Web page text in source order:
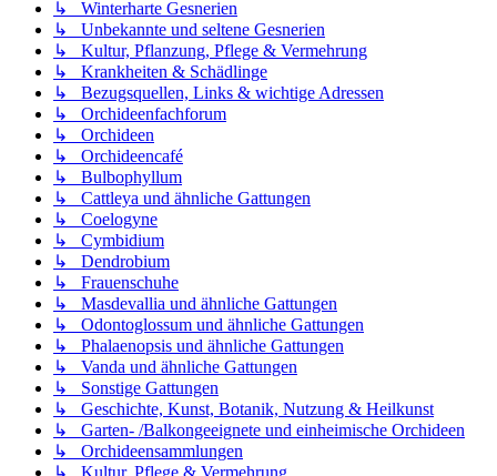
↳ Winterharte Gesnerien
↳ Unbekannte und seltene Gesnerien
↳ Kultur, Pflanzung, Pflege & Vermehrung
↳ Krankheiten & Schädlinge
↳ Bezugsquellen, Links & wichtige Adressen
↳ Orchideenfachforum
↳ Orchideen
↳ Orchideencafé
↳ Bulbophyllum
↳ Cattleya und ähnliche Gattungen
↳ Coelogyne
↳ Cymbidium
↳ Dendrobium
↳ Frauenschuhe
↳ Masdevallia und ähnliche Gattungen
↳ Odontoglossum und ähnliche Gattungen
↳ Phalaenopsis und ähnliche Gattungen
↳ Vanda und ähnliche Gattungen
↳ Sonstige Gattungen
↳ Geschichte, Kunst, Botanik, Nutzung & Heilkunst
↳ Garten- /Balkongeeignete und einheimische Orchideen
↳ Orchideensammlungen
↳ Kultur, Pflege & Vermehrung